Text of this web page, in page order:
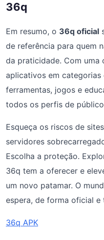
36q
Em resumo, o 36q oficial
de referência para quem
da praticidade. Com uma
aplicativos em
ferramentas, jogos e
todos os perfis de
Esqueça os riscos de
servidores
Escolha a proteção.
36q tem a oferecer e
um novo patamar. O
espera, de forma oficial e
36q APK